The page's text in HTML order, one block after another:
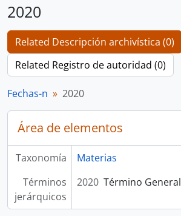
2020
Related Descripción archivística (0)
Related Registro de autoridad (0)
Fechas-n 2020
Área de elementos
Taxonomía
Materias
Términos
jerárquicos
2020 Término General